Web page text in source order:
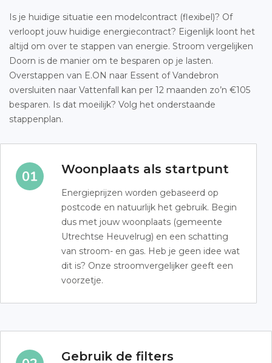
Is je huidige situatie een modelcontract (flexibel)? Of
verloopt jouw huidige energiecontract? Eigenlijk loont het
altijd om over te stappen van energie. Stroom vergelijken
Doorn is de manier om te besparen op je lasten.
Overstappen van E.ON naar Essent of Vandebron
oversluiten naar Vattenfall kan per 12 maanden zo’n €105
besparen. Is dat moeilijk? Volg het onderstaande
stappenplan.
Woonplaats als startpunt
Energieprijzen worden gebaseerd op
postcode en natuurlijk het gebruik. Begin
dus met jouw woonplaats (gemeente
Utrechtse Heuvelrug) en een schatting
van stroom- en gas. Heb je geen idee wat
dit is? Onze stroomvergelijker geeft een
voorzetje.
Gebruik de filters